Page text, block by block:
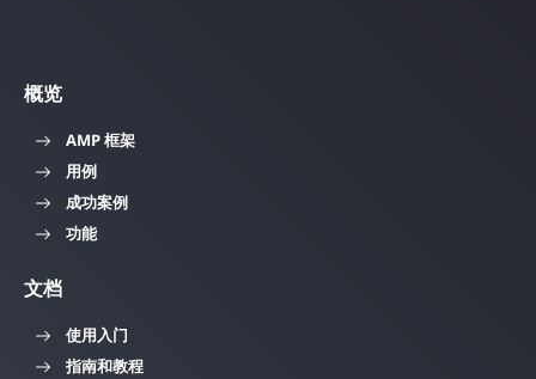
概览
AMP 框架
用例
成功案例
功能
文档
使用入门
指南和教程